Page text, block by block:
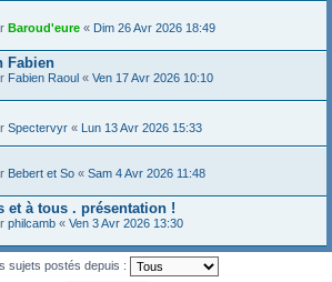
Baroud'eure « Dim 26 Avr 2026 18:49
Fabien
Fabien Raoul « Ven 17 Avr 2026 10:10
Spectervyr « Lun 13 Avr 2026 15:33
Bebert et So « Sam 4 Avr 2026 11:48
et à tous . présentation !
philcamb « Ven 3 Avr 2026 13:30
sujets postés depuis :